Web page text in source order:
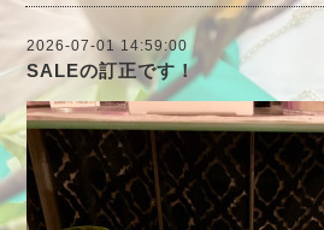
2026-07-01 14:59:00
SALEの訂正です！